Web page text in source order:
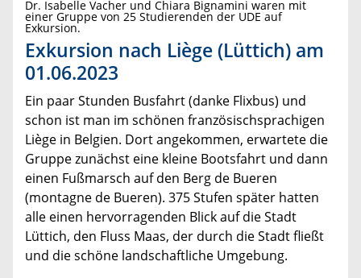
Dr. Isabelle Vacher und Chiara Bignamini waren mit
einer Gruppe von 25 Studierenden der UDE auf
Exkursion.
Exkursion nach Liège (Lüttich) am
01.06.2023
Ein paar Stunden Busfahrt (danke Flixbus) und
schon ist man im schönen französischsprachigen
Liège in Belgien. Dort angekommen, erwartete die
Gruppe zunächst eine kleine Bootsfahrt und dann
einen Fußmarsch auf den Berg de Bueren
(montagne de Bueren). 375 Stufen später hatten
alle einen hervorragenden Blick auf die Stadt
Lüttich, den Fluss Maas, der durch die Stadt fließt
und die schöne landschaftliche Umgebung.